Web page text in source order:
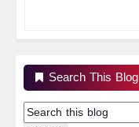
Search This Blog